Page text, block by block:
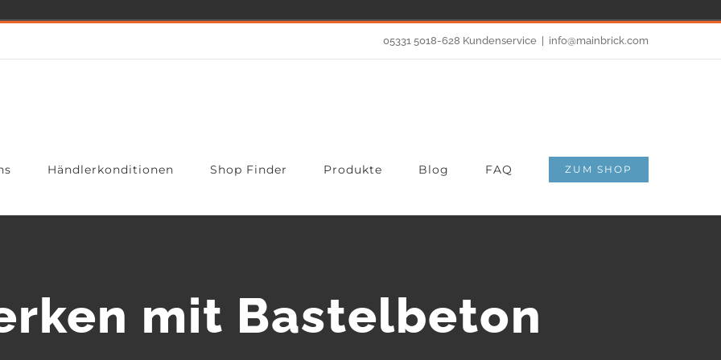
05331 5018-628 Kundenservice info@mainbrick.com
Händlerkonditionen Shop Finder Produkte Blog FAQ ZUM SHOP
mit Bastelbeton